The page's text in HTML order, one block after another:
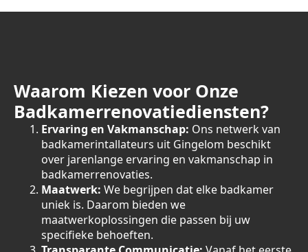
Waarom Kiezen voor Onze
Badkamerrenovatiediensten?
Ervaring en Vakmanschap: Ons netwerk van
badkamerintallateurs uit Gingelom beschikt
over jarenlange ervaring en vakmanschap in
badkamerrenovaties.
Maatwerk: We begrijpen dat elke badkamer
uniek is. Daarom bieden we
maatwerkoplossingen die passen bij uw
specifieke behoeften.